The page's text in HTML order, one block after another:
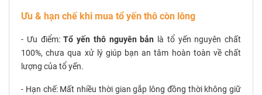
Ưu & hạn chế khi mua tổ yến thô còn lông
- Ưu điểm:Tổ yến thô nguyên bản là tổ yến nguyên chất
100%, chưa qua xử lý giúp bạn an tâm hoàn toàn về chất
lượng của tổ yến.
- Hạn chế: Mất nhiều thời gian gắp lông đồng thời không giữ